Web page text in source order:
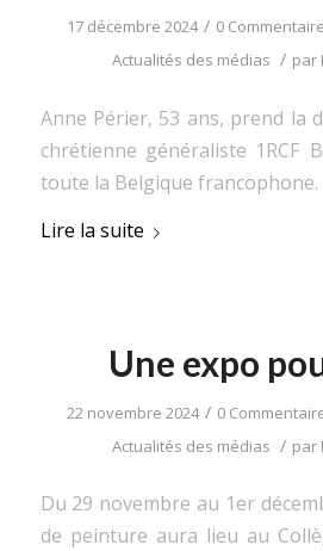
17 décembre 2024 / 0
Actualités des médias / par
Anne Périer, 53 ans, prend la
chrétienne généraliste 1RCF
toute la Belgique francophone.
Lire la suite
Une expo
22 novembre 2024 / 0
Actualités des médias / par
Du 29 novembre au 1er
de peinture aura lieu au